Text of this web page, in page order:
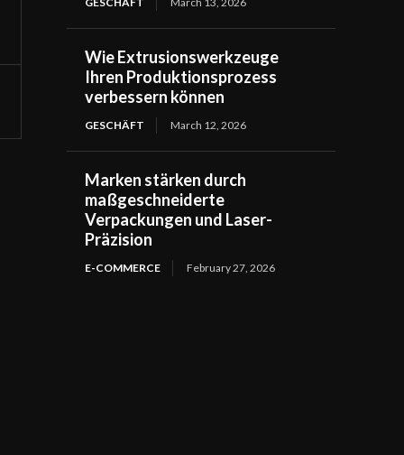
Wie Extrusionswerkzeuge
Ihren Produktionsprozess
verbessern können
GESCHÄFT March 12, 2026
Marken stärken durch
maßgeschneiderte
Verpackungen und Laser-
Präzision
E-COMMERCE February 27, 2026